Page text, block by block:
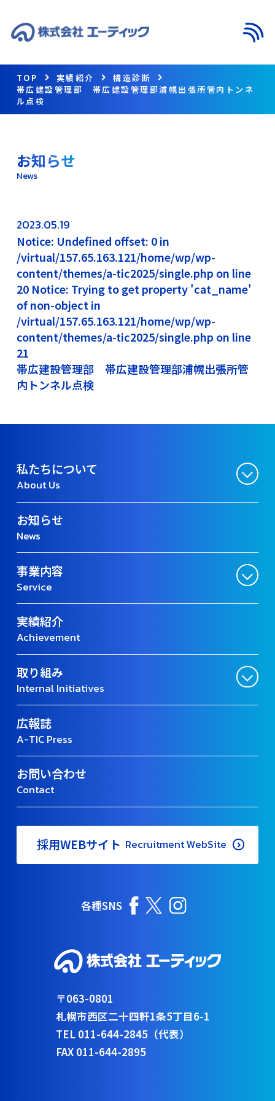
TOP 実績紹介
構造診断
帯広建設管理部 帯広建設管理部浦幌出張所管内トンネ
ル点検
お知らせ
News
2023.05.19
Notice: Undefined offset: 0 in
/virtual/157.65.163.121/home/wp/wp-
content/themes/a-tic2025/single.php on line
20 Notice: Trying to get property 'cat_name'
of non-object in
/virtual/157.65.163.121/home/wp/wp-
content/themes/a-tic2025/single.php on line
21
帯広建設管理部 帯広建設管理部浦幌出張所管
内トンネル点検
私たちについて
About Us
お知らせ
News
事業内容
Service
実績紹介
Achievement
取り組み
Internal Initiatives
広報誌
A-TIC Press
お問い合わせ
Contact
採用WEBサイト Recruitment WebSite
各種SNS
〒063-0801
札幌市西区二十四軒1条5丁目6-1
TEL 011-644-2845（代表）
FAX 011-644-2895